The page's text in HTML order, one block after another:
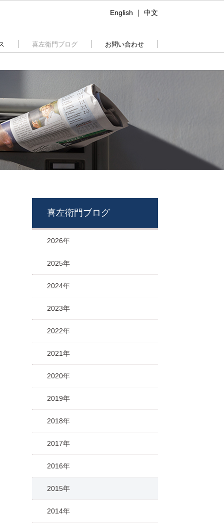
English ｜ 中文
喜左衛門ブログ お問い合わせ
喜左衛門ブログ
2026年
2025年
2024年
2023年
2022年
2021年
2020年
2019年
2018年
2017年
2016年
2015年
2014年